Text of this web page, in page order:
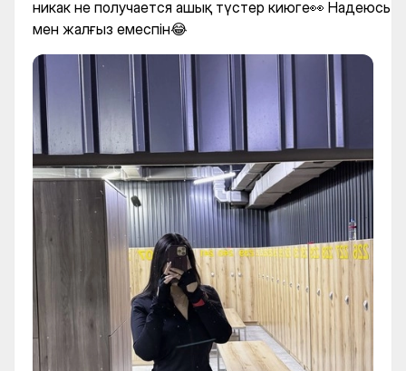
никак не получается ашық түстер киюге👀 Надеюсь
мен жалғыз емеспін😂